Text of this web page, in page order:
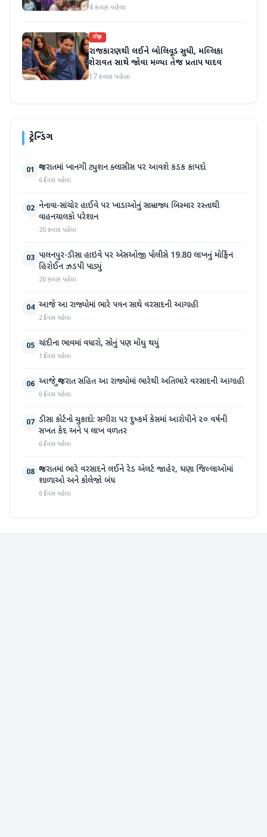
4 કલાક પહેલા
રાષ્ટ્રીય
રાજકારણથી લઈને બોલિવૂડ સુધી, મલ્લિકા
શેરાવત સાથે જોવા મળ્યા તેજ પ્રતાપ યાદવ
17 કલાક પહેલા
ટ્રેન્ડિંગ
01 ગુજરાતમાં ખાનગી ટ્યુશન ક્લાસીસ પર આવશે કડક કાયદો
6 દિવસ પહેલા
02 નેનાવા-સાંચોર હાઈવે પર ખાડાઓનું સામ્રાજ્ય બિસ્માર રસ્તાથી
વાહનચાલકો પરેશાન
20 કલાક પહેલા
03 પાલનપુર-ડીસા હાઇવે પર એસઓજી પોલીસે 19.80 લાખનું મોર્ફિન
હિરોઈન ઝડપી પાડ્યું
20 કલાક પહેલા
04 આજે આ રાજ્યોમાં ભારે પવન સાથે વરસાદની આગાહી
2 દિવસ પહેલા
05 ચાંદીના ભાવમાં વધારો, સોનું પણ મોંઘુ થયું
1 દિવસ પહેલા
06 આજે ગુજરાત સહિત આ રાજ્યોમાં ભારેથી અતિભારે વરસાદની આગાહી
6 દિવસ પહેલા
07 ડીસા કોર્ટનો ચુકાદો: સગીરા પર દુષ્કર્મ કેસમાં આરોપીને ૨૦ વર્ષની
સખત કેદ અને ૫ લાખ વળતર
6 દિવસ પહેલા
08 ગુજરાતમાં ભારે વરસાદને લઈને રેડ એલર્ટ જાહેર, ઘણા જિલ્લાઓમાં
શાળાઓ અને કોલેજો બંધ
6 દિવસ પહેલા